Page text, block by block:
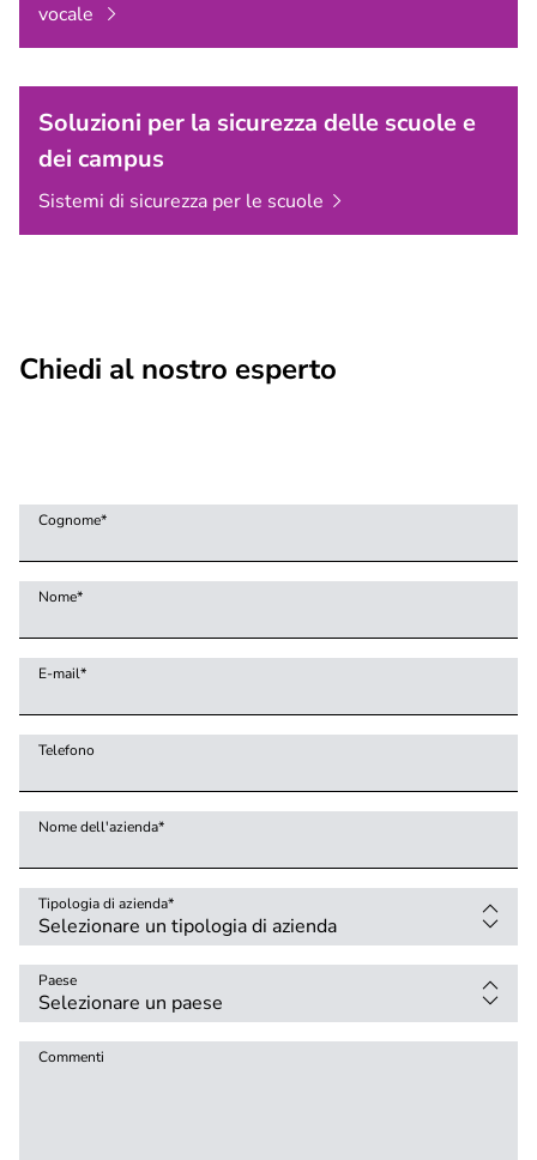
vocale
Soluzioni per la sicurezza delle scuole e
dei campus
Sistemi di sicurezza per le scuole
Chiedi al nostro esperto
Cognome*
Nome*
E-mail*
Telefono
Nome dell'azienda*
Tipologia di azienda*
Paese
Commenti